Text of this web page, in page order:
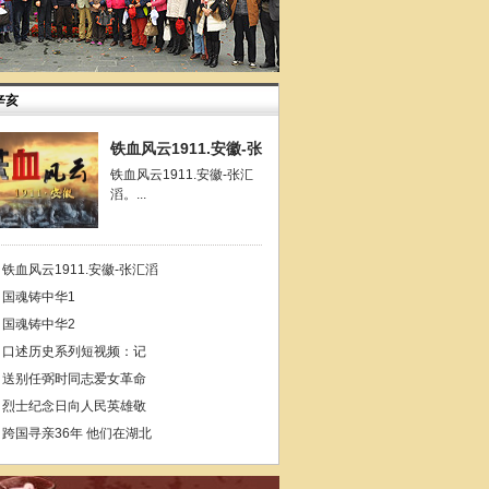
亥
铁血风云1911.安徽-张
铁血风云1911.安徽-张汇
滔。...
铁血风云1911.安徽-张汇滔
国魂铸中华1
国魂铸中华2
口述历史系列短视频：记
送别任弼时同志爱女革命
烈士纪念日向人民英雄敬
跨国寻亲36年 他们在湖北